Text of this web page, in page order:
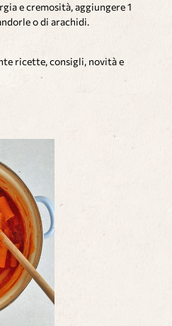
e cremosità, aggiungere 1
o di arachidi.
ricette, consigli, novità e